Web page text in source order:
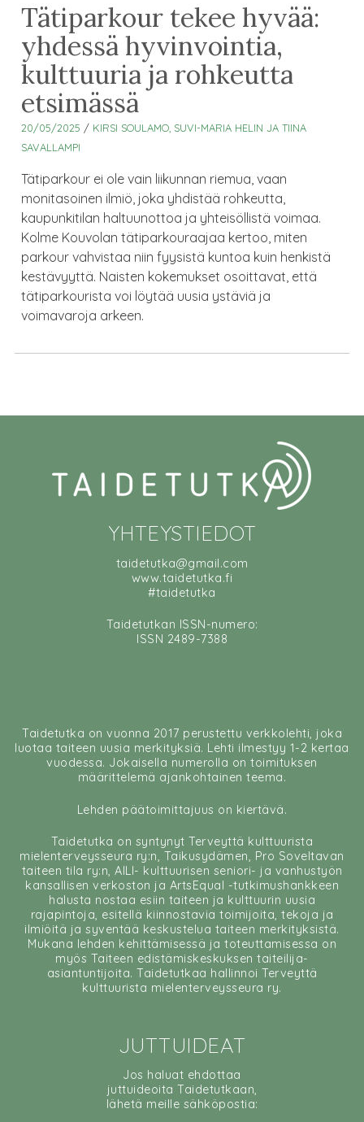
Tätiparkour tekee hyvää:
yhdessä hyvinvointia,
kulttuuria ja rohkeutta
etsimässä
20/05/2025 / KIRSI SOULAMO, SUVI-MARIA HELIN JA TIINA
SAVALLAMPI
Tätiparkour ei ole vain liikunnan riemua, vaan
monitasoinen ilmiö, joka yhdistää rohkeutta,
kaupunkitilan haltuunottoa ja yhteisöllistä voimaa.
Kolme Kouvolan tätiparkouraajaa kertoo, miten
parkour vahvistaa niin fyysistä kuntoa kuin henkistä
kestävyyttä. Naisten kokemukset osoittavat, että
tätiparkourista voi löytää uusia ystäviä ja
voimavaroja arkeen.
YHTEYSTIEDOT
taidetutka@gmail.com
www.taidetutka.fi
#taidetutka
Taidetutkan ISSN-numero:
ISSN 2489-7388
Taidetutka on vuonna 2017 perustettu verkkolehti, joka
luotaa taiteen uusia merkityksiä. Lehti ilmestyy 1-2 kertaa
vuodessa. Jokaisella numerolla on toimituksen
määrittelemä ajankohtainen teema.
Lehden päätoimittajuus on kiertävä.
Taidetutka on syntynyt Terveyttä kulttuurista
mielenterveysseura ry:n, Taikusydämen, Pro Soveltavan
taiteen tila ry:n, AILI- kulttuurisen seniori- ja vanhustyön
kansallisen verkoston ja ArtsEqual -tutkimushankkeen
halusta nostaa esiin taiteen ja kulttuurin uusia
rajapintoja, esitellä kiinnostavia toimijoita, tekoja ja
ilmiöitä ja syventää keskustelua taiteen merkityksistä.
Mukana lehden kehittämisessä ja toteuttamisessa on
myös Taiteen edistämiskeskuksen taiteilija-
asiantuntijoita. Taidetutkaa hallinnoi Terveyttä
kulttuurista mielenterveysseura ry.
JUTTUIDEAT
Jos haluat ehdottaa
juttuideoita Taidetutkaan,
lähetä meille sähköpostia: